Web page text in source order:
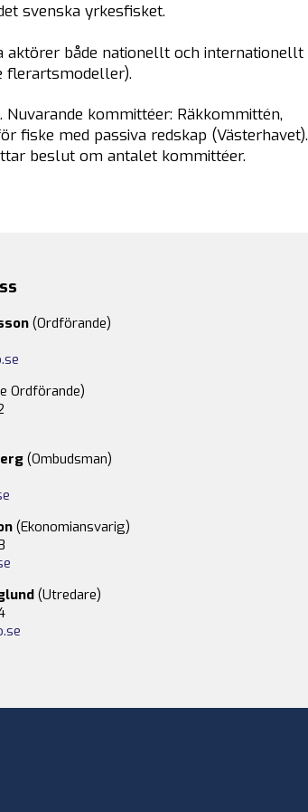
svenska yrkesfisket.
aktörer både nationellt och internationellt
flerartsmodeller).
kommittéer: Räkkommittén,
fiske med passiva redskap (Västerhavet).
beslut om antalet kommittéer.
(Ordförande)
Ordförande)
(Ombudsman)
(Ekonomiansvarig)
(Utredare)